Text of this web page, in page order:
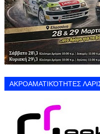
ΑΚΡΟΑΜΑΤΙΚΌΤΗΤΕΣ